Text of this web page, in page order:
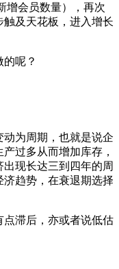
增会员数量），再次
及天花板，进入增长
呢？
为周期，也就是说企
过多从而增加库存，
现长达三到四年的周
趋势，在衰退期选择
点滞后，亦或者说低估